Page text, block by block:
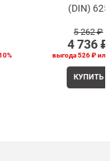
(DIN) 625
5 262 ₽
4 736 ₽
выгода526 ₽
КУПИТЬ